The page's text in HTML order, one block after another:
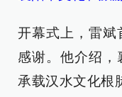
开幕式上，雷斌
感谢。他介绍，
承载汉水文化根